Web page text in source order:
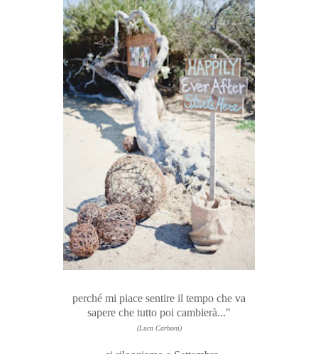
perché mi piace sentire il tempo che va
sapere che tutto poi cambierà..."
(Luca Carboni)